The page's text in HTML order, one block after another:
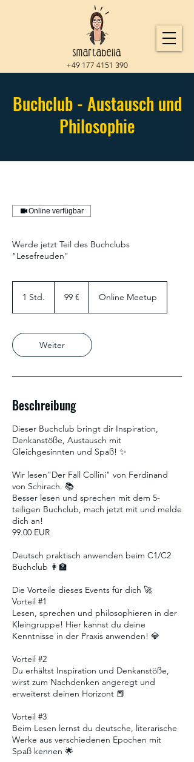
+49 177 4151 390
Buchclub - Austausch und
Philosophie
Online verfügbar
Werde jetzt Teil des Buchclubs
"Lesefreuden"
1 Std.
d
99 € Online Meetup
Weiter
Beschreibung
Dieser Buchclub bringt dir Inspiration,
Denkanstöße, Austausch mit
Gleichgesinnten und Spaß! ✨
Wir lesen"Der Fall Collini" von Ferdinand
von Schirach. 📚
Besser lesen und sprechen mit dem 5-
teiligen Buchclub, mach jetzt mit und melde
dich an!
99.00 EUR
Deutsch praktisch anwenden beim C1/C2
Buchclub 👩‍🏫
Die Vorteile dieses Events für dich 🚀
Vorteil #1
Lesen, sprechen und philosophieren in der
Kleingruppe! Hier kannst du deine
Kenntnisse in der Praxis anwenden! 💎
Vorteil #2
Du erhältst Inspiration und Denkanstöße,
wirst zum Nachdenken angeregt und
erweiterst deinen Horizont 📕
Vorteil #3
Beim Lesen lernst du deutsche, literarische
Werke aus verschiedenen Epochen mit
Spaß kennen 🌟